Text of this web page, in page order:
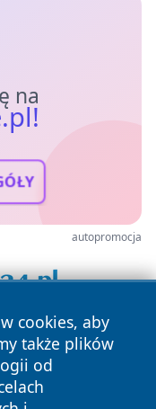
na
autopromocja
cookies, aby
także plików
od